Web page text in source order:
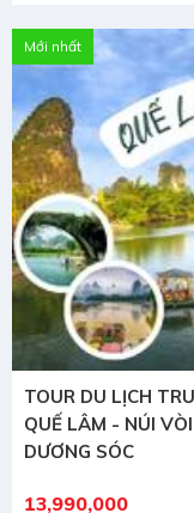
Mới nhất
TOUR DU LỊCH
QUẾ LÂM - NÚI
DƯƠNG SÓC
13,990,000